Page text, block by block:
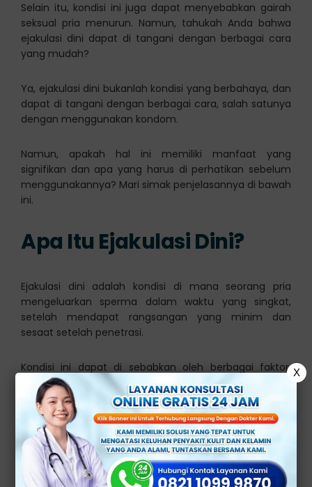
Selain itu, kondisi ini juga dapat menyebabkan gairah
seksual pria menurun. Namun, tahukah Anda bahwa
ejakulasi dini dapat di tangani dengan berbagai cara
yang mudah?
Ya, ejakulasi dini bukanlah kondisi yang berbahaya, dan
dapat di tangani dengan berbagai cara, salah satunya
dengan menggunakan kondom.
Namun, apakah hal ini memiliki manfaat yang
signifikan dan apa yang harus di perhatikan sebelum
menggunakannya? Mari simak penjelasannya di bawah
ini.
Apa Itu Ejakulasi Dini?
Ejakulasi dini adalah kondisi di mana seorang pria
mengeluarkan sperma dalam waktu yang singkat,
setelah mendapat rangsangan yang minim dan
sesaat setelah penetrasi.
Kondisi ini dapat di sebabkan oleh berbagai faktor,
termasuk faktor fisik seperti gangguan hormonal,
gangguan saraf, atau kondisi medis tertentu.
Selain itu, ejakulasi dini juga dapat di sebabkan oleh
faktor psikologis seperti stres, kecemasan, dan depresi.
X